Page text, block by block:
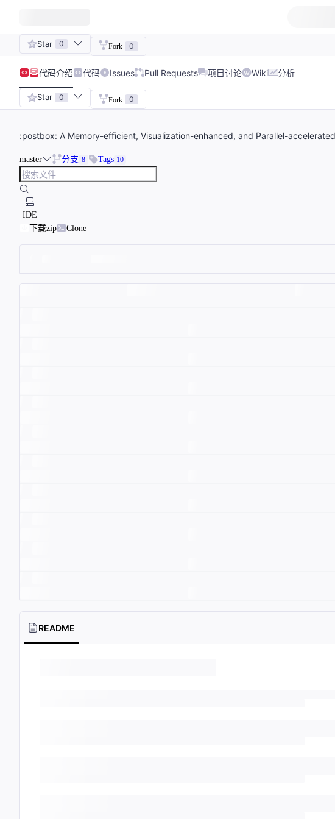
Star 0 Fork 0
代码介绍 代码 Issues Pull Requests 项目讨论 Wiki 分析
Star 0 Fork 0
:postbox: A Memory-efficient, Visualization-enhanced, and Parallel-
master 分支 8 Tags 10
IDE
下载zip
Clone
README